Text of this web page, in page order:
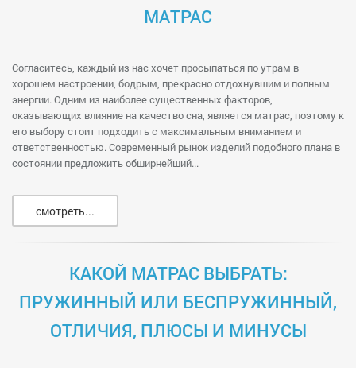
МАТРАС
Согласитесь, каждый из нас хочет просыпаться по утрам в
хорошем настроении, бодрым, прекрасно отдохнувшим и полным
энергии. Одним из наиболее существенных факторов,
оказывающих влияние на качество сна, является матрас, поэтому к
его выбору стоит подходить с максимальным вниманием и
ответственностью. Современный рынок изделий подобного плана в
состоянии предложить обширнейший...
смотреть...
КАКОЙ МАТРАС ВЫБРАТЬ:
ПРУЖИННЫЙ ИЛИ БЕСПРУЖИННЫЙ,
ОТЛИЧИЯ, ПЛЮСЫ И МИНУСЫ